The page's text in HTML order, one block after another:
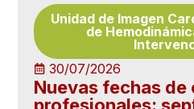
Unidad de Imagen
de
30/07/2026
Nuevas fechas de
profesionales: